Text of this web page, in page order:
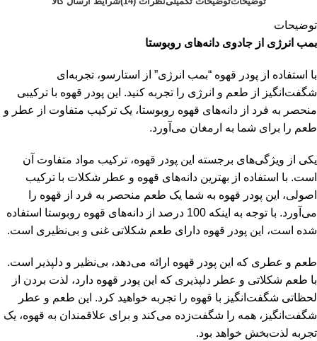
توضیحات
بمب انرژی از جادوی دانه‌های روبوستا
با استفاده از پودر قهوه “بمب انرژی” از استارسو، تجربه‌ای
شگفت‌انگیز از طعم و انرژی را تجربه کنید. این پودر قهوه با ترکیبی
منحصر به فرد از دانه‌های قهوه روبوستا، یک ترکیب متفاوت از عطر و
طعم را برای شما به ارمغان می‌آورد.
یکی از ویژگی‌های برجسته این پودر قهوه، ترکیب مواد متفاوت آن
است. با استفاده از بهترین دانه‌های قهوه و عطر شکلات با ترکیب
اصولی، این پودر قهوه به شما یک طعم منحصر به فرد از قهوه را
می‌آورد. با توجه به اینکه 100 درصد از دانه‌های قهوه روبوستا استفاده
شده است، این پودر قهوه دارای طعم شکلاتی غنی و بی‌نظیری است.
طعم و عطری که این پودر قهوه ارائه می‌دهد، بی‌نظیر و دلپذیر است.
با طعم شکلاتی و عطر دلپذیری که این پودر قهوه دارد، لذت بردن از
لحظاتی شگفت‌انگیز با قهوه را تجربه خواهید کرد. این طعم و عطر
شگفت‌انگیز، همه را شگفت‌زده می‌کند و برای علاقمندان به قهوه، یک
تجربه لذت‌بخش خواهد بود.